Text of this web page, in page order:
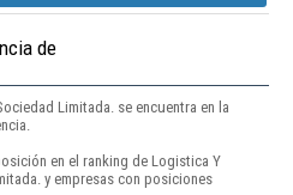
de
Limitada. se encuentra en la
en el ranking de Logistica Y
y empresas con posiciones